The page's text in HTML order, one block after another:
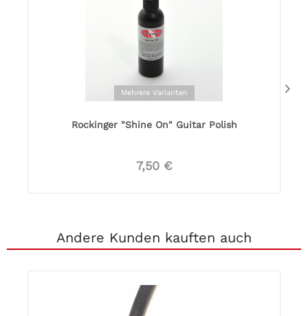
Mehrere Varianten
Rockinger "Shine On" Guitar Polish
7,50 €
Andere Kunden kauften auch